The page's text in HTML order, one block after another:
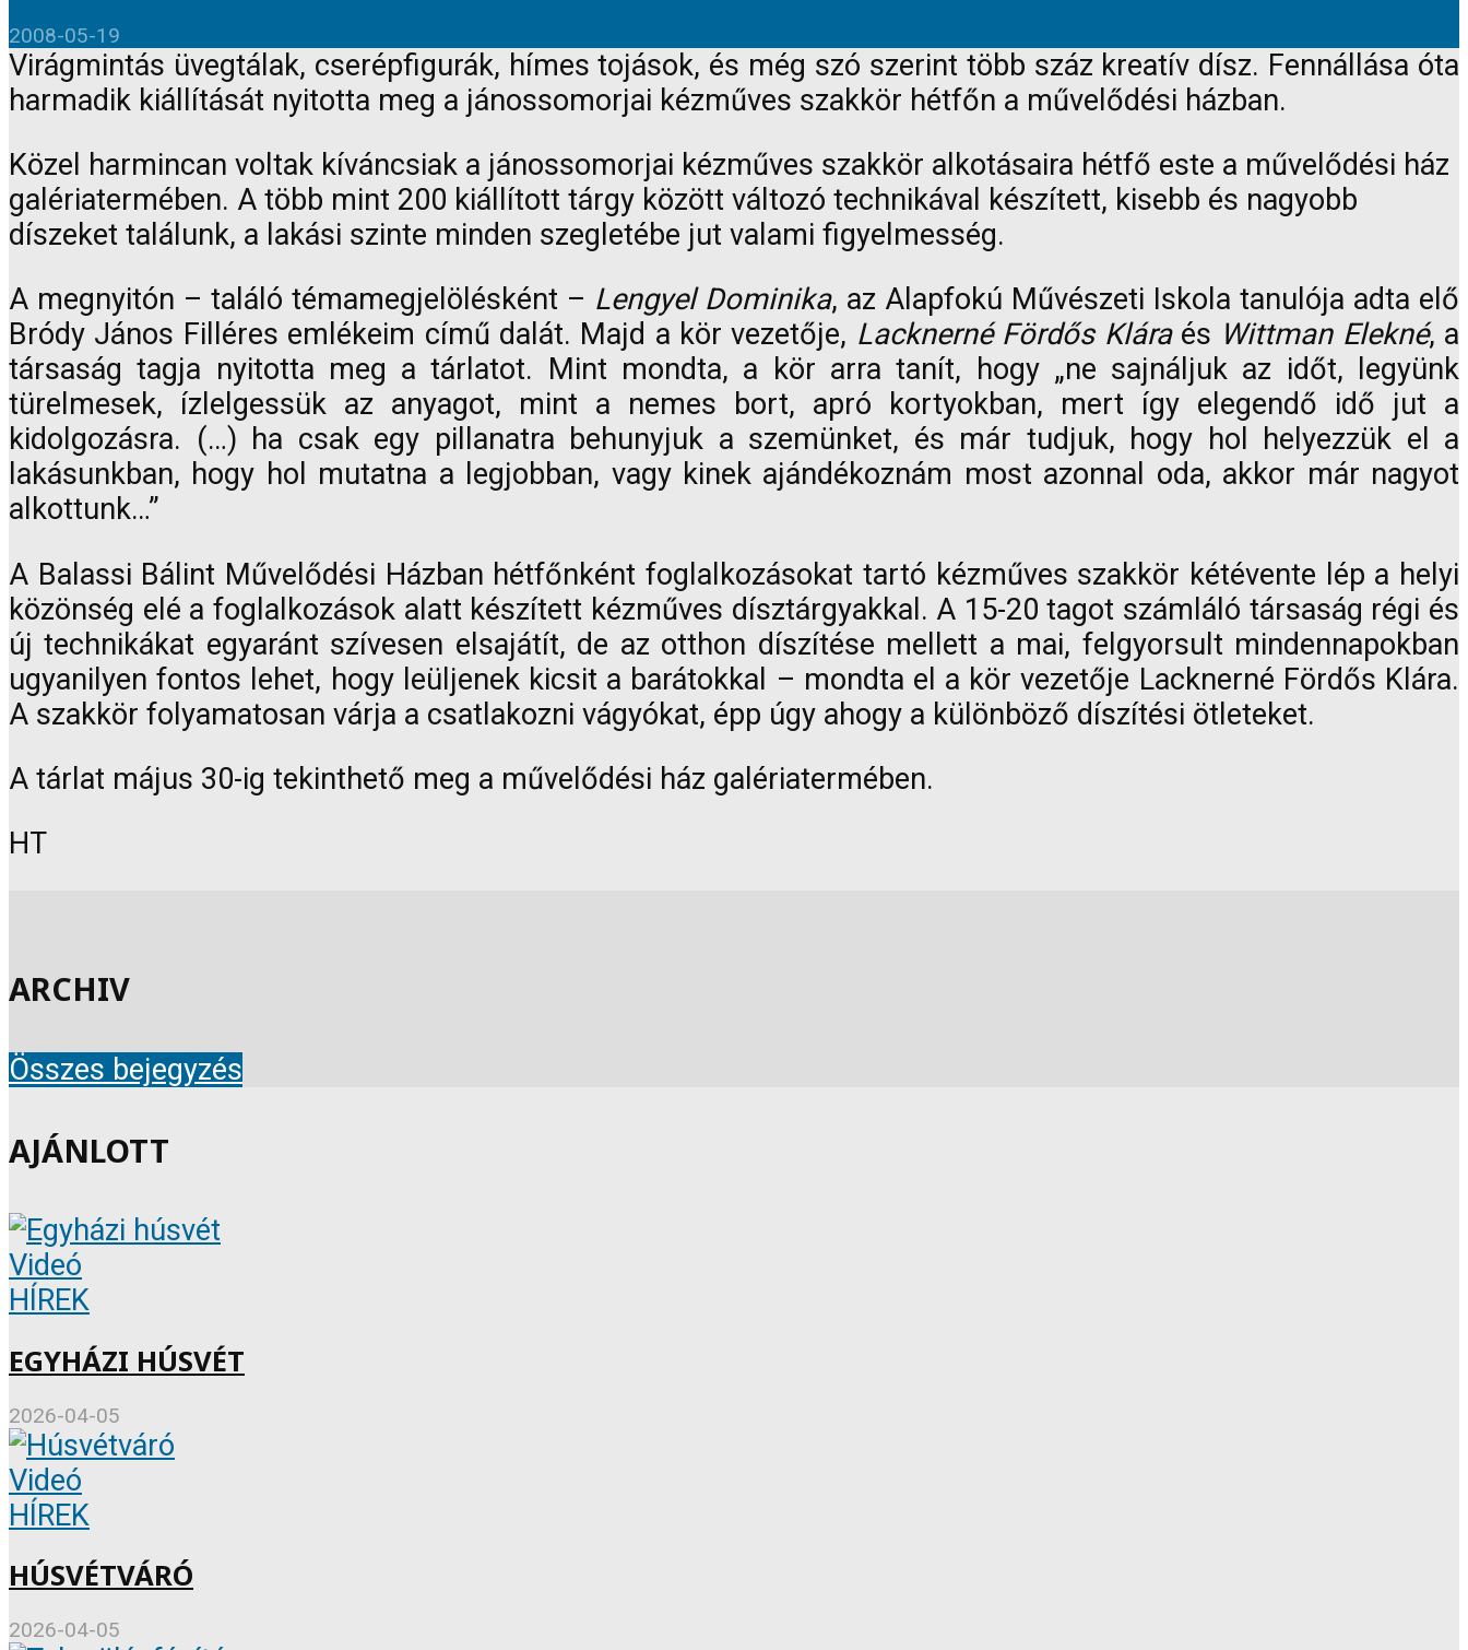
2008-05-19
Virágmintás üvegtálak, cserépfigurák, hímes tojások, és még szó szerint több száz kreatív dísz. Fennállása óta
harmadik kiállítását nyitotta meg a jánossomorjai kézműves szakkör hétfőn a művelődési házban.
Közel harmincan voltak kíváncsiak a jánossomorjai kézműves szakkör alkotásaira hétfő este a művelődési ház
galériatermében. A több mint 200 kiállított tárgy között változó technikával készített, kisebb és nagyobb
díszeket találunk, a lakási szinte minden szegletébe jut valami figyelmesség.
A megnyitón – találó témamegjelölésként – Lengyel Dominika, az Alapfokú Művészeti Iskola tanulója adta elő
Bródy János Filléres emlékeim című dalát. Majd a kör vezetője, Lacknerné Fördős Kláraés Wittman Elekné, a
társaság tagja nyitotta meg a tárlatot. Mint mondta, a kör arra tanít, hogy „ne sajnáljuk az időt, legyünk
türelmesek, ízlelgessük az anyagot, mint a nemes bort, apró kortyokban, mert így elegendő idő jut a
kidolgozásra. (…) ha csak egy pillanatra behunyjuk a szemünket, és már tudjuk, hogy hol helyezzük el a
lakásunkban, hogy hol mutatna a legjobban, vagy kinek ajándékoznám most azonnal oda, akkor már nagyot
alkottunk…”
A Balassi Bálint Művelődési Házban hétfőnként foglalkozásokat tartó kézműves szakkör kétévente lép a helyi
közönség elé a foglalkozások alatt készített kézműves dísztárgyakkal. A 15-20 tagot számláló társaság régi és
új technikákat egyaránt szívesen elsajátít, de az otthon díszítése mellett a mai, felgyorsult mindennapokban
ugyanilyen fontos lehet, hogy leüljenek kicsit a barátokkal – mondta el a kör vezetője Lacknerné Fördős Klára.
A szakkör folyamatosan várja a csatlakozni vágyókat, épp úgy ahogy a különböző díszítési ötleteket.
A tárlat május 30-ig tekinthető meg a művelődési ház galériatermében.
HT
ARCHIV
Összes bejegyzés
AJÁNLOTT
Videó
HÍREK
EGYHÁZI HÚSVÉT
2026-04-05
Videó
HÍREK
HÚSVÉTVÁRÓ
2026-04-05